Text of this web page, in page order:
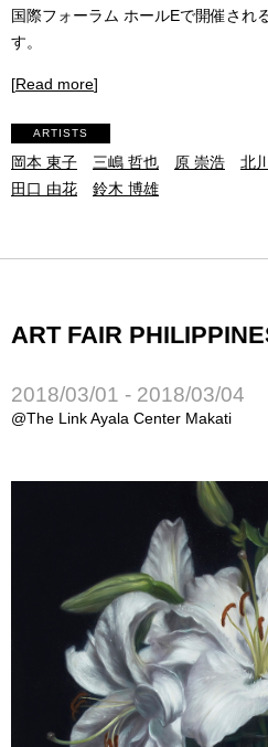
国際フォーラム ホールEで開催され
す。
[Read more]
ARTISTS
岡本 東子 三嶋 哲也 原 崇浩 北
田口 由花
鈴木 博雄
ART FAIR
2018/03/01 - 2018/03/04
@The Link Ayala Center Makati